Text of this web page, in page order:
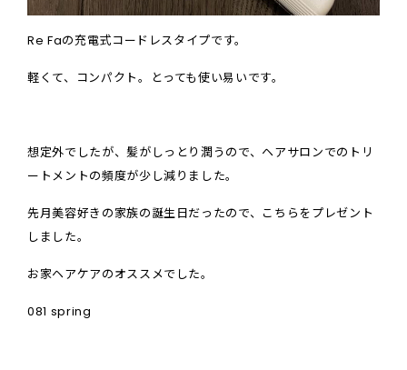
Re Faの充電式コードレスタイプです。
軽くて、コンパクト。とっても使い易いです。
想定外でしたが、髪がしっとり潤うので、ヘアサロンでのトリ
ートメントの頻度が少し減りました。
先月美容好きの家族の誕生日だったので、こちらをプレゼント
しました。
お家ヘアケアのオススメでした。
081 spring